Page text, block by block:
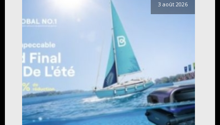
3 août 2026